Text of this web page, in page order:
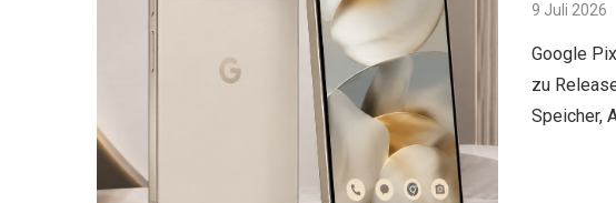
9 Juli 2026
Google
zu
Speicher,